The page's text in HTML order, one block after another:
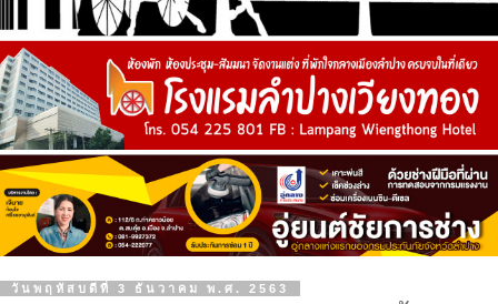
วันพฤหัสบดีที่ 3 ธันวาคม พ.ศ. 2563